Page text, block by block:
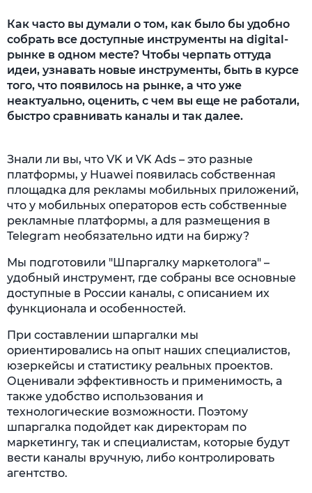
Как часто вы думали о том, как было бы удобно
собрать все доступные инструменты на digital-
рынке в одном месте? Чтобы черпать оттуда
идеи, узнавать новые инструменты, быть в курсе
того, что появилось на рынке, а что уже
неактуально, оценить, с чем вы еще не работали,
быстро сравнивать каналы и так далее.
Знали ли вы, что VK и VK Ads – это разные
платформы, у Huawei появилась собственная
площадка для рекламы мобильных приложений,
что у мобильных операторов есть собственные
рекламные платформы, а для размещения в
Telegram необязательно идти на биржу?
Мы подготовили "Шпаргалку маркетолога" –
удобный инструмент, где собраны все основные
доступные в России каналы, с описанием их
функционала и особенностей.
При составлении шпаргалки мы
ориентировались на опыт наших специалистов,
юзеркейсы и статистику реальных проектов.
Оценивали эффективность и применимость, а
также удобство использования и
технологические возможности. Поэтому
шпаргалка подойдет как директорам по
маркетингу, так и специалистам, которые будут
вести каналы вручную, либо контролировать
агентство.